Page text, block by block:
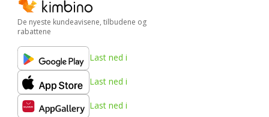
De nyeste kundeavisene, tilbudene og
rabattene
Last ned i
Last ned i
Last ned i